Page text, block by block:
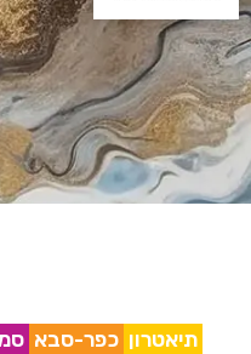
תיאטרון כפר-סבא